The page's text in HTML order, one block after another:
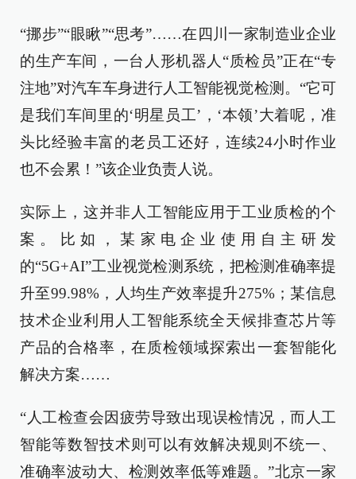
“挪步”“眼瞅”“思考”……在四川一家制造业企业
的生产车间，一台人形机器人“质检员”正在“专
注地”对汽车车身进行人工智能视觉检测。“它可
是我们车间里的‘明星员工’，‘本领’大着呢，准
头比经验丰富的老员工还好，连续24小时作业
也不会累！”该企业负责人说。
实际上，这并非人工智能应用于工业质检的个
案。比如，某家电企业使用自主研发
的“5G+AI”工业视觉检测系统，把检测准确率提
升至99.98%，人均生产效率提升275%；某信息
技术企业利用人工智能系统全天候排查芯片等
产品的合格率，在质检领域探索出一套智能化
解决方案……
“人工检查会因疲劳导致出现误检情况，而人工
智能等数智技术则可以有效解决规则不统一、
准确率波动大、检测效率低等难题。”北京一家